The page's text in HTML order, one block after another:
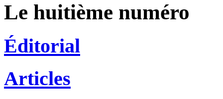
Le huitième numéro
Éditorial
Articles